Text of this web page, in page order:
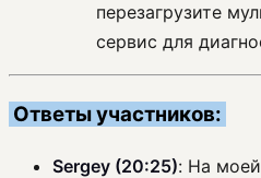
перезагрузите
сервис для
Ответы участников:
Sergey (20:25): На